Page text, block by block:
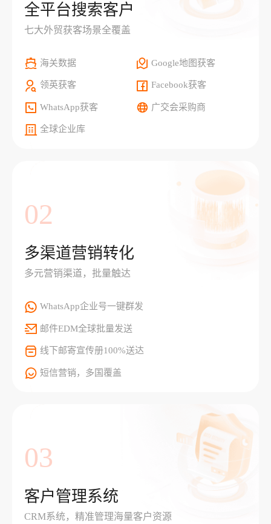
全平台搜索客户
七大外贸获客场景全覆盖
海关数据 Google地图获客
领英获客 Facebook获客
WhatsApp获客 广交会采购商
全球企业库
02
多渠道营销转化
多元营销渠道，批量触达
WhatsApp企业号一键群发
邮件EDM全球批量发送
线下邮寄宣传册100%送达
短信营销，多国覆盖
03
客户管理系统
CRM系统，精准管理海量客户资源